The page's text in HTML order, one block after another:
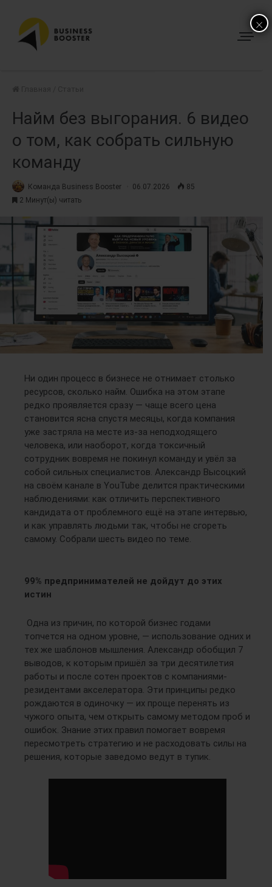
Найм без выгорания. 6 видео
о том, как собрать сильную
команду
Команда Business Booster 06.07.2026
85
2 Минут(ы) читать
Ни один процесс в бизнесе не отнимает столько
ресурсов, сколько найм. Ошибка на этом этапе
редко проявляется сразу — чаще всего цена
становится ясна спустя месяцы, когда компания
уже застряла на месте из-за неподходящего
человека, или наоборот, когда токсичный
сотрудник вовремя не покинул команду и увёл за
собой сильных специалистов. Александр Высоцкий
на своём канале в YouTube делится практическими
наблюдениями: как отличить перспективного
кандидата от проблемного ещё на этапе интервью,
и как управлять людьми так, чтобы не сгореть
самому. Собрали шесть видео по теме.
99% предпринимателей не дойдут до этих
истин
Одна из причин, по которой бизнес годами
топчется на одном уровне, — использование одних и
тех же шаблонов мышления. Александр обобщил 7
выводов, к которым пришёл за три десятилетия
работы и после сотен проектов с компаниями-
резидентами акселератора. Эти принципы редко
рождаются в одиночку — их проще перенять из
чужого опыта, чем открыть самому методом проб и
ошибок. Знание этих правил помогает вовремя
пересмотреть стратегию и не расходовать силы на
решения, которые заведомо ведут в тупик.
×